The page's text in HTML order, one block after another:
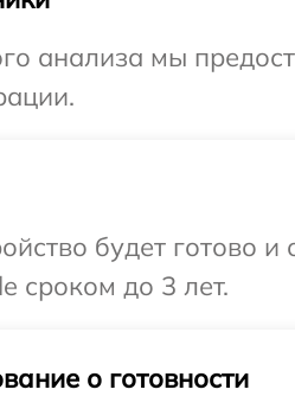
анализа мы
будет готово
сроком до 3 лет.
о готовности